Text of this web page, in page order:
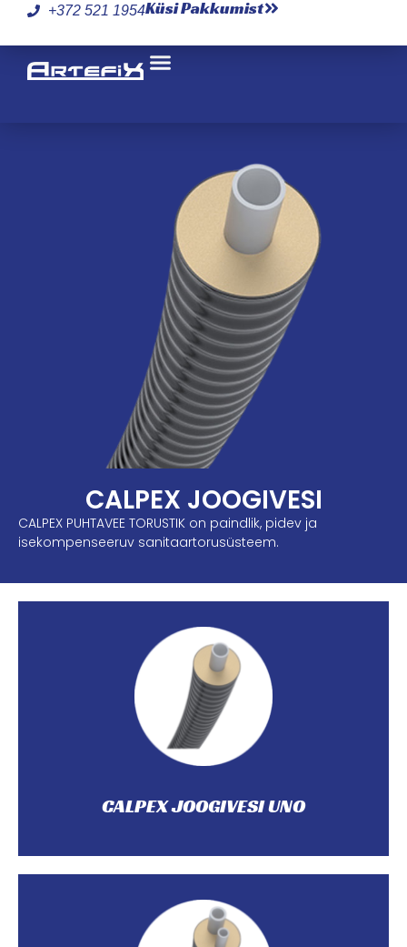
+372 521 1954Küsi Pakkumist
CALPEX JOOGIVESI
CALPEX PUHTAVEE TORUSTIK on paindlik, pidev ja
isekompenseeruv sanitaartorusüsteem.
CALPEX JOOGIVESI UNO
CALPEX JOOGIVESI UNO
Patenteeritud CALPEX UNO koos PEX-a kandetoruga
on paindlik, pidev ja isekompenseeruv
sanitaartorusüsteem.